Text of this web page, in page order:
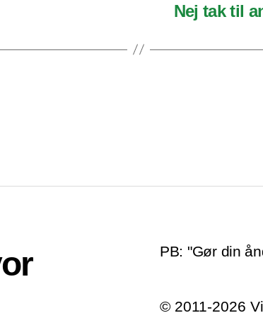
Nej tak til
PB: "Gør din
© 2011-2026